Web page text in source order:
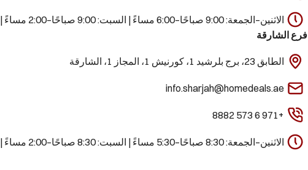
الاثنين–الجمعة: 9:00 صباحًا–6:00 مساءً | السبت: 9:00 صباحًا–2:00 مساءً | الأحد: مغلق
فرع الشارقة
الطابق 23، برج بلرشيد 1، كورنيش 1، المجاز 1، الشارقة
info.sharjah@homedeals.ae
+971 6 573 8882
الاثنين–الجمعة: 8:30 صباحًا–5:30 مساءً | السبت: 8:30 صباحًا–2:00 مساءً | الأحد: مغلق